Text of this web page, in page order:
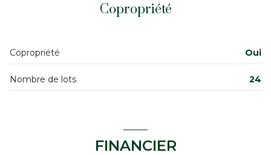
interphone
Copropriété
Copropriété Oui
Nombre de lots 24
FINANCIER